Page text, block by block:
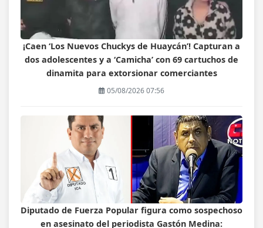
¡Caen ‘Los Nuevos Chuckys de Huaycán’! Capturan a
dos adolescentes y a ‘Camicha’ con 69 cartuchos de
dinamita para extorsionar comerciantes
05/08/2026 07:56
Diputado de Fuerza Popular figura como sospechoso
en asesinato del periodista Gastón Medina: